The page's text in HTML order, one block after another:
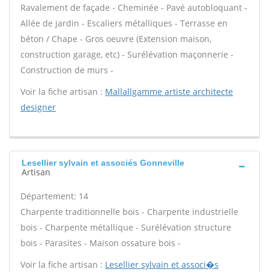
Ravalement de façade - Cheminée - Pavé autobloquant -
Allée de jardin - Escaliers métalliques - Terrasse en
béton / Chape - Gros oeuvre (Extension maison,
construction garage, etc) - Surélévation maçonnerie -
Construction de murs -
Voir la fiche artisan : Mallallgamme artiste architecte
designer
Lesellier sylvain et associés Gonneville
Artisan
Département: 14
Charpente traditionnelle bois - Charpente industrielle
bois - Charpente métallique - Surélévation structure
bois - Parasites - Maison ossature bois -
Voir la fiche artisan : Lesellier sylvain et associ�s